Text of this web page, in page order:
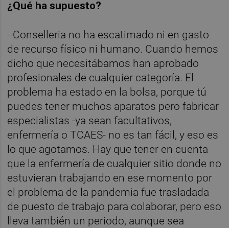
¿Qué ha supuesto?
- Conselleria no ha escatimado ni en gasto
de recurso físico ni humano. Cuando hemos
dicho que necesitábamos han aprobado
profesionales de cualquier categoría. El
problema ha estado en la bolsa, porque tú
puedes tener muchos aparatos pero fabricar
especialistas -ya sean facultativos,
enfermería o TCAES- no es tan fácil, y eso es
lo que agotamos. Hay que tener en cuenta
que la enfermería de cualquier sitio donde no
estuvieran trabajando en ese momento por
el problema de la pandemia fue trasladada
de puesto de trabajo para colaborar, pero eso
lleva también un periodo, aunque sea